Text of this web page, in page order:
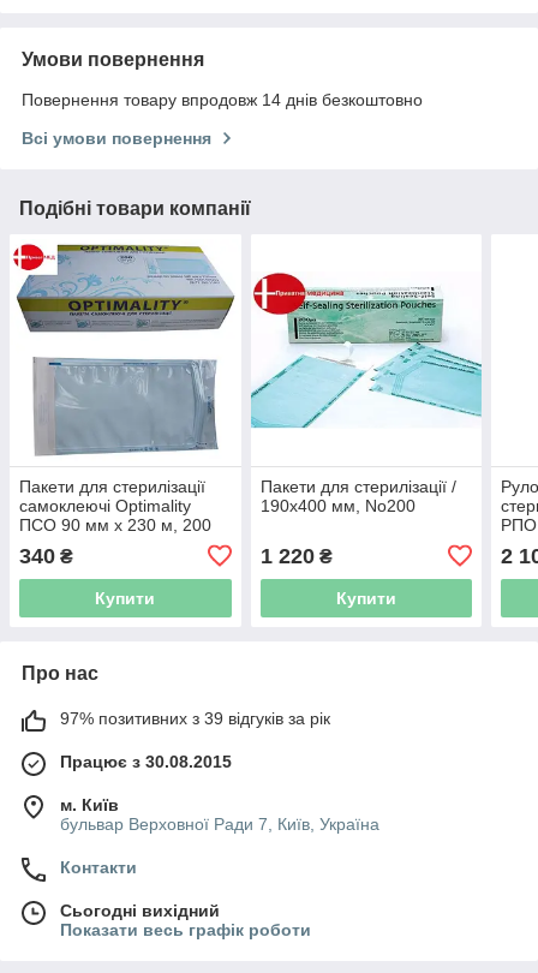
Умови повернення
Повернення товару впродовж 14 днів безкоштовно
Всі умови повернення
Подібні товари компанії
Пакети для стерилізації
самоклеючі Optimality
ПСО 90 мм х 230 м, 200
340 ₴
Купити
Пакети для стерилізації /
190х400 мм, No200
1 220₴
Купити
РПО
2
Про нас
97% позитивних з 39 відгуків за рік
Працює з 30.08.2015
м. Київ
бульвар Верховної Ради 7, Київ, Україна
Контакти
Сьогодні вихідний
Показати весь графік роботи